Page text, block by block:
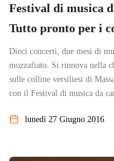
Festival di musica
Tutto pronto per i
Dieci concerti, due mesi di
mozzafiato. Si rinnova nella
sulle colline versiliesi di
con il Festival di musica da
lunedì 27 Giugno 2016